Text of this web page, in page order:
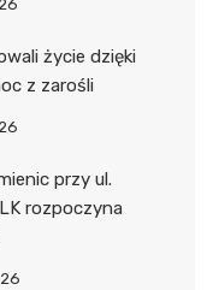
życie dzięki
z zarośli
przy ul.
rozpoczyna